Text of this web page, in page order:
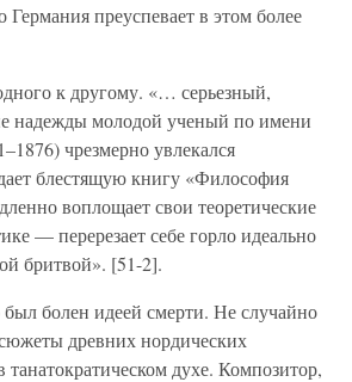
преуспевает в этом более
к другому. «… серьезный,
надежды молодой ученый по имени
чрезмерно увлекался
блестящую книгу «Философия
воплощает свои теоретические
— перерезает себе горло идеально
бритвой». [51-2].
болен идеей смерти. Не случайно
древних нордических
духе. Композитор,